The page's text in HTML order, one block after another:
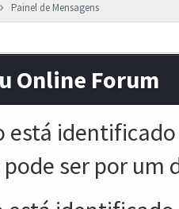
Painel de Mensagens
Online Forum
está
ser por um